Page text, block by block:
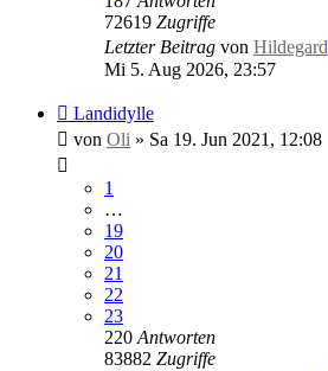
72619 Zugriffe
Letzter Beitrag von Hildegard
Mi 5. Aug 2026, 23:57
Landidylle
von Oli » Sa 19. Jun 2021, 12:08
1
…
19
20
21
22
23
220 Antworten
83882 Zugriffe